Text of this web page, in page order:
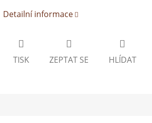
Detailní informace
TISK ZEPTAT SE HLÍDAT